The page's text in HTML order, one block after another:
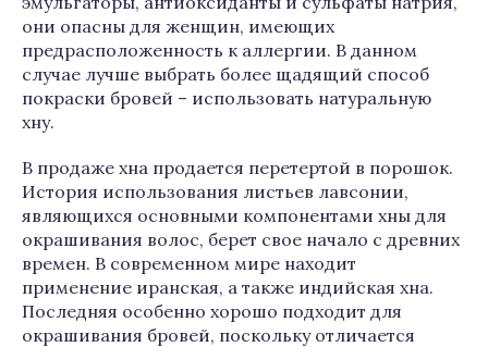
они опасны для женщин, имеющих
предрасположенность к аллергии. В данном
случае лучше выбрать более щадящий способ
покраски бровей – использовать натуральную
хну.
В продаже хна продается перетертой в порошок.
История использования листьев лавсонии,
являющихся основными компонентами хны для
окрашивания волос, берет свое начало с древних
времен. В современном мире находит
применение иранская, а также индийская хна.
Последняя особенно хорошо подходит для
окрашивания бровей, поскольку отличается